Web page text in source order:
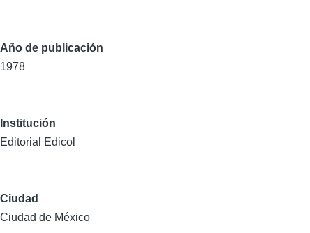
Año de publicación
1978
Institución
Editorial Edicol
Ciudad
Ciudad de México